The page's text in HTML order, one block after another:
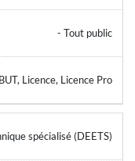
- Tout public
Licence, Licence Pro
spécialisé (DEETS)